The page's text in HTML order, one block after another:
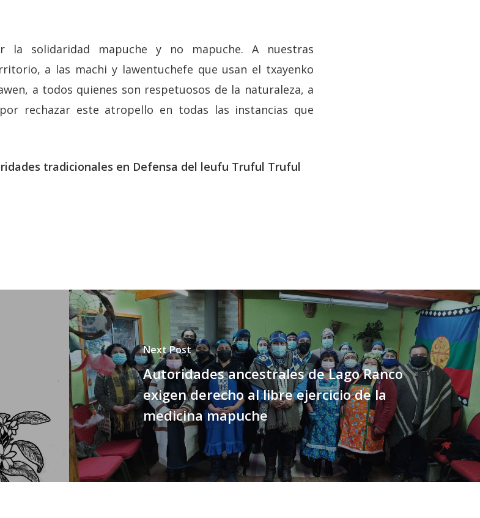
la solidaridad mapuche y no mapuche. A nuestras
a las machi y lawentuchefe que usan el txayenko
a todos quienes son respetuosos de la naturaleza, a
rechazar este atropello en todas las instancias que
tradicionales en Defensa del leufu Truful Truful
Next Post
Autoridades ancestrales de Lago Ranco
exigen derecho al libre ejercicio de la
medicina mapuche